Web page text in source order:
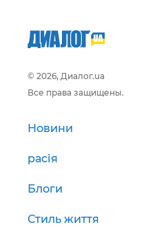
© 2026, Диалог.ua
Все права защищены.
Новини
расія
Блоги
Стиль життя